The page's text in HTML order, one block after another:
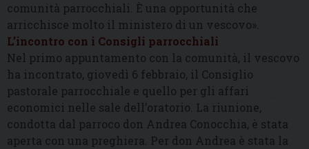
comunità parrocchiali. È una opportunità che
arricchisce molto il ministero di un vescovo».
L’incontro con i Consigli parrocchiali
Nel primo appuntamento con la comunità, il vescovo
ha incontrato, giovedì 6 febbraio, il Consiglio
pastorale parrocchiale e quello per gli affari
economici nelle sale dell’oratorio. La riunione,
condotta dal parroco don Andrea Conocchia, è stata
aperta con una preghiera. Per don Andrea è stata la